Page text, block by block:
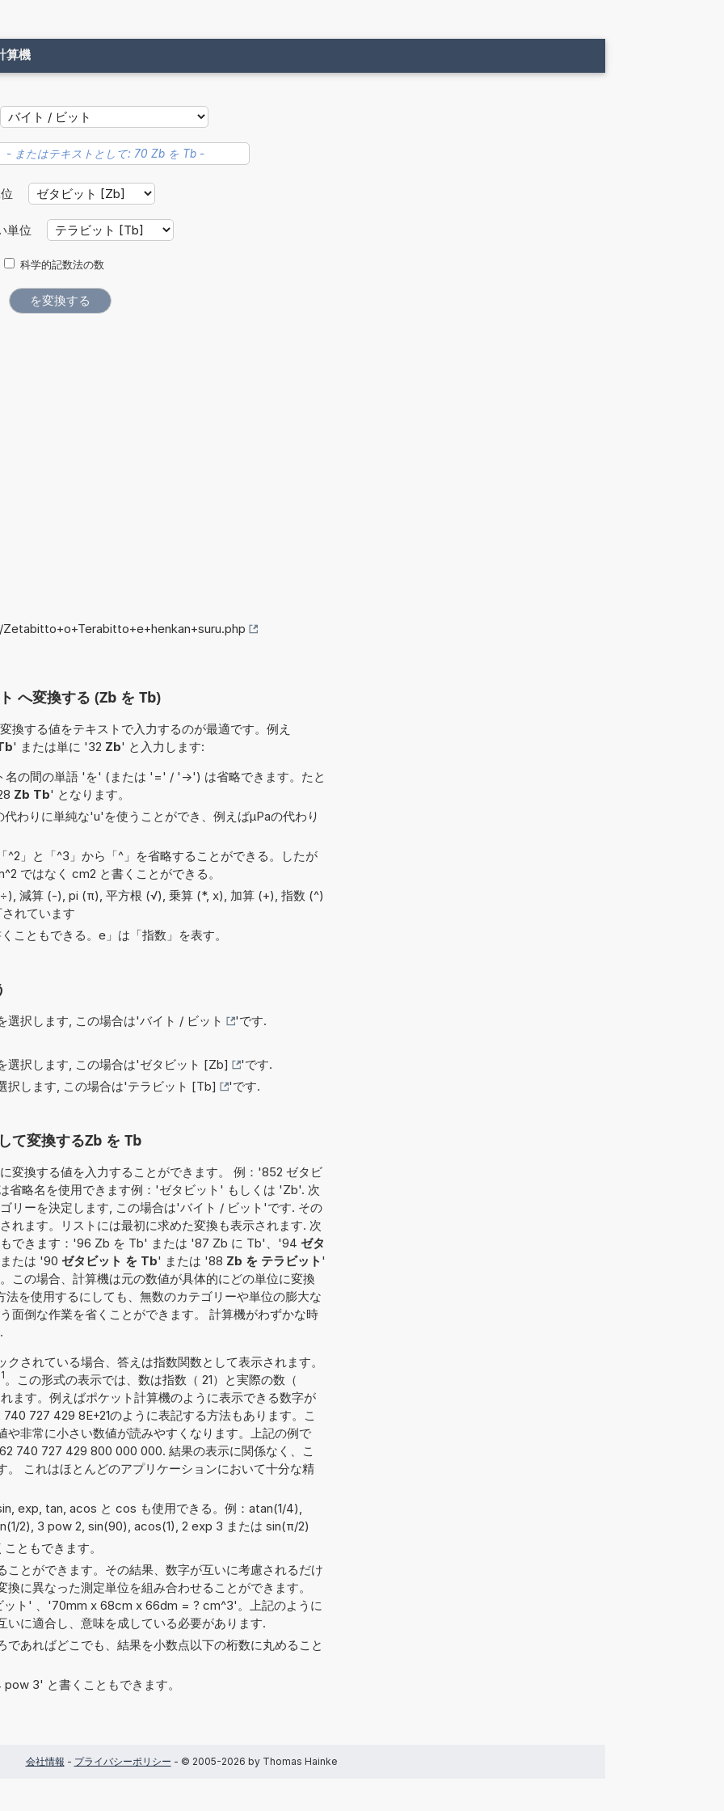
算機
単位
科学的記数法の数
へ変換する (Zb を Tb)
換する値をテキストで入力するのが最適です。例え
' または単に '32 Zb' と入力します:
名の間の単語 'を' (または '=' / '->') は省略できます。たと
Zb Tb' となります。
わりに単純な'u'を使うことができ、例えばµPaの代わり
^2」と「^3」から「^」を省略することができる。したが
ではなく cm2 と書くことができる。
減算 (-), pi (π), 平方根 (√), 乗算 (*, x), 加算 (+), 指数 (^)
れています
こともできる。e」は「指数」を表す。
選択します, この場合は'バイト / ビット 'です.
選択します, この場合は'ゼタビット [Zb]
'です.
択します, この場合は'テラビット [Tb] 'です.
て変換するZb を Tb
変換する値を入力することができます。 例：'852 ゼタビ
省略名を使用できます例：'ゼタビット' もしくは 'Zb'. 次
リーを決定します, この場合は'バイト / ビット'です. その
れます。リストには最初に求めた変換も表示されます. 次
できます：'96 Zb を Tb' または '87 Zb に Tb'、'94 ゼタ
たは '90 ゼタビット を Tb' または '88 Zb を テラビット '
この場合、計算機は元の数値が具体的にどの単位に変換
を使用するにしても、無数のカテゴリーや単位の膨大な
面倒な作業を省くことができます。 計算機がわずかな時
されている場合、答えは指数関数として表示されます。
。この形式の表示では、数は指数（ 21）と実際の数（
ます。例えばポケット計算機のように表示できる数字が
727 429 8E+21のように表記する方法もあります。こ
や非常に小さい数値が読みやすくなります。上記の例で
740 727 429 800 000 000. 結果の表示に関係なく、こ
。 これはほとんどのアプリケーションにおいて十分な精
exp, tan, acos と cos も使用できる。例：atan(1/4),
2), 3 pow 2, sin(90), acos(1), 2 exp 3 または sin(π/2)
ともできます。
ことができます。その結果、数字が互いに考慮されるだけ
に異なった測定単位を組み合わせることができます。
ット' 、'70mm x 68cm x 66dm = ? cm^3'。上記のように
いに適合し、意味を成している必要があります.
であればどこでも、結果を小数点以下の桁数に丸めること
3' と書くこともできます。
会社情報 - プライバシーポリシー - © 2005-2026 by Thomas Hainke